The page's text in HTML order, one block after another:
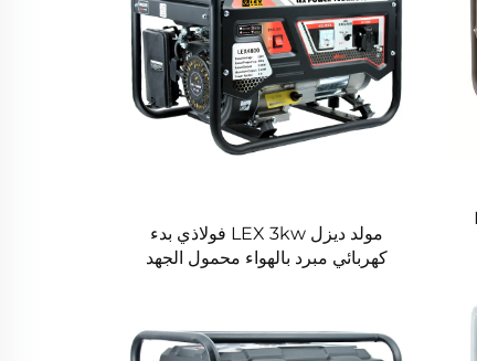
مولد ديزل LEX 3kw فولاذي بدء
كهربائي مبرد بالهواء محمول الجهد